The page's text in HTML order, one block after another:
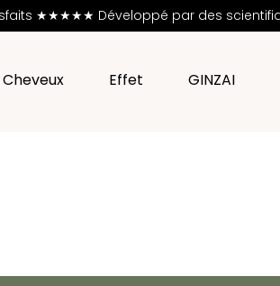
★★★★★ Développé par des
Cheveux Effet GINZAI